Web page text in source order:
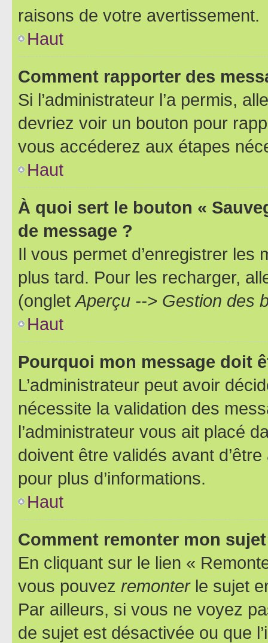
raisons de votre avertissement.
Haut
Comment rapporter des
Si l’administrateur l’a permis,
devriez voir un bouton pour
vous accéderez aux étapes
Haut
À quoi sert le bouton «
de message ?
Il vous permet d’enregistrer
plus tard. Pour les recharger,
(ongletAperçu --> Gestion des
Haut
Pourquoi mon message doit
L’administrateur peut avoir
nécessite la validation des
l’administrateur vous ait placé
doivent être validés avant
pour plus d’informations.
Haut
Comment remonter mon
En cliquant sur le lien «
vous pouvez remonterle sujet
Par ailleurs, si vous ne voyez
de sujet est désactivée ou que